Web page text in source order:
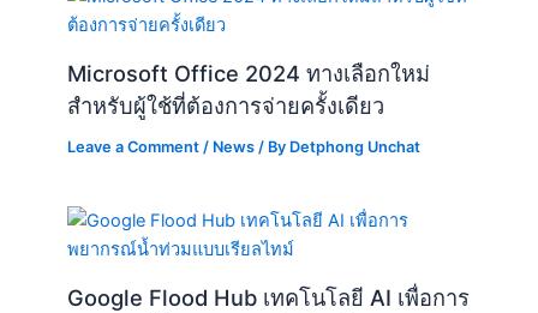
Microsoft Office 2024 ทางเลือกใหม่
สำหรับผู้ใช้ที่ต้องการจ่ายครั้งเดียว
Leave a Comment / News / By Detphong Unchat
Google Flood Hub เทคโนโลยี AI เพื่อการ